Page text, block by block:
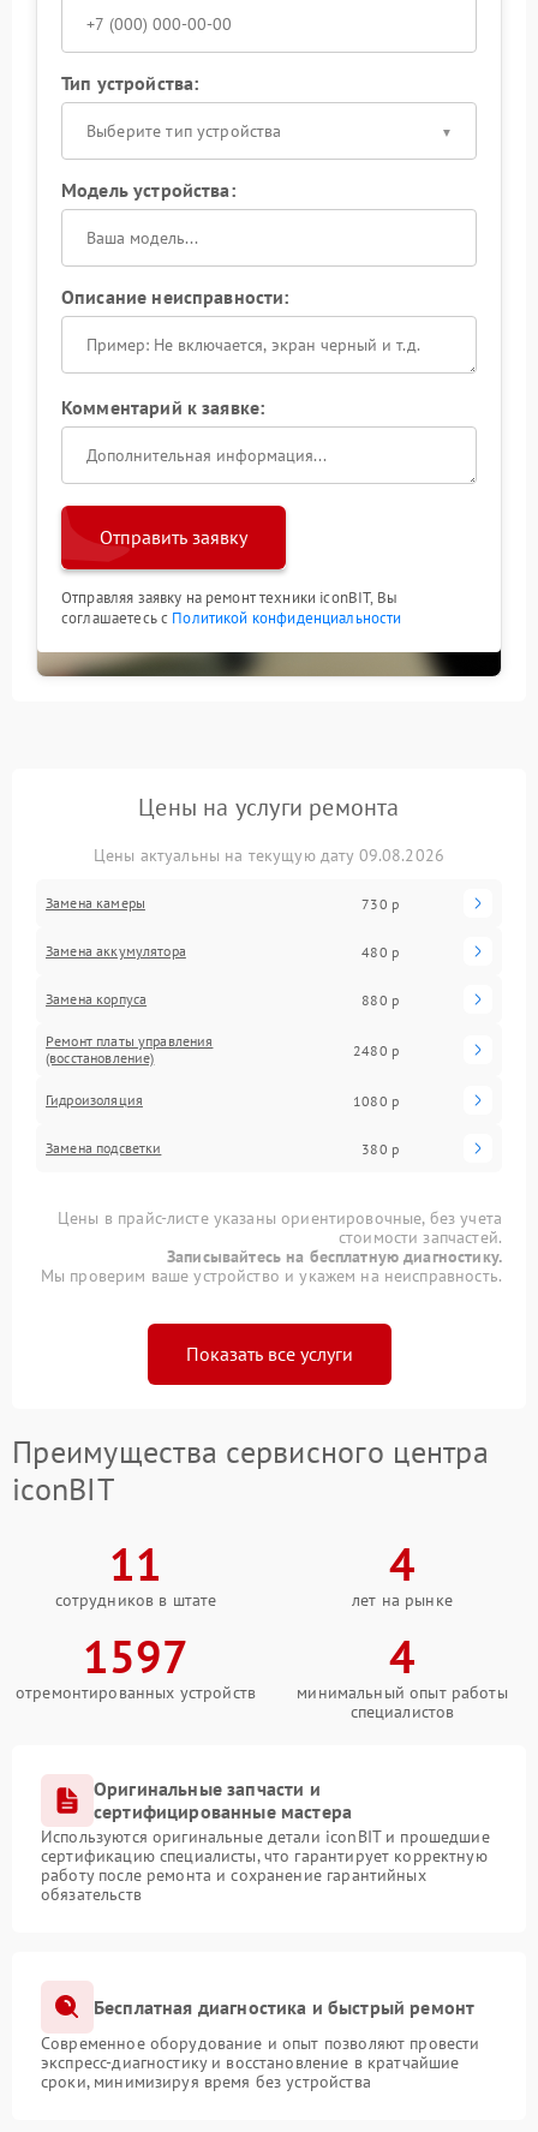
Тип устройства:
Выберите тип устройства
Модель устройства:
Описание неисправности:
Комментарий к заявке:
Отправить заявку
Отправляя заявку на ремонт техники iconBIT, Вы
соглашаетесь с Политикой конфиденциальности
Цены на услуги ремонта
Цены актуальны на текущую дату 09.08.2026
Замена камеры 730 р
Замена аккумулятора 480 р
Замена корпуса 880 р
Ремонт платы управления
(восстановление)
2480 р
Гидроизоляция 1080 р
Замена подсветки 380 р
Цены в прайс-листе указаны ориентировочные, без учета
стоимости запчастей.
Записывайтесь на бесплатную диагностику.
Мы проверим ваше устройство и укажем на неисправность.
Показать все услуги
Преимущества сервисного центра
iconBIT
11
сотрудников в штате
4
лет на рынке
1597
отремонтированных устройств
4
минимальный опыт работы
специалистов
Оригинальные запчасти и
сертифицированные мастера
Используются оригинальные детали iconBIT и прошедшие
сертификацию специалисты, что гарантирует корректную
работу после ремонта и сохранение гарантийных
обязательств
Бесплатная диагностика и быстрый ремонт
Современное оборудование и опыт позволяют провести
экспресс-диагностику и восстановление в кратчайшие
сроки, минимизируя время без устройства